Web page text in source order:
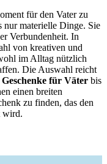
für den Vater zu
nur materielle Dinge. Sie
Verbundenheit. In
von kreativen und
im Alltag nützlich
Die Auswahl reicht
für Väter bis
einen breiten
zu finden, das den
wird.